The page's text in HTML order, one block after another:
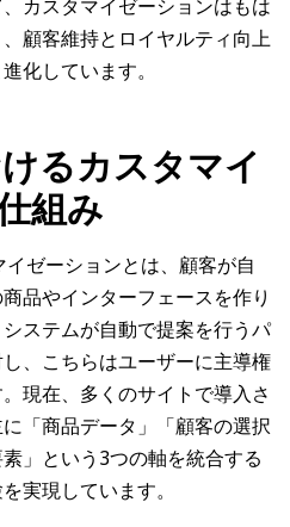
カスタマイゼーションはもは
顧客維持とロイヤルティ向上
化しています。
るカスタマイ
組み
ゼーションとは、顧客が自
品やインターフェースを作り
ステムが自動で提案を行うパ
、こちらはユーザーに主導権
現在、多くのサイトで導入さ
「商品データ」「顧客の選択
」という3つの軸を統合する
実現しています。